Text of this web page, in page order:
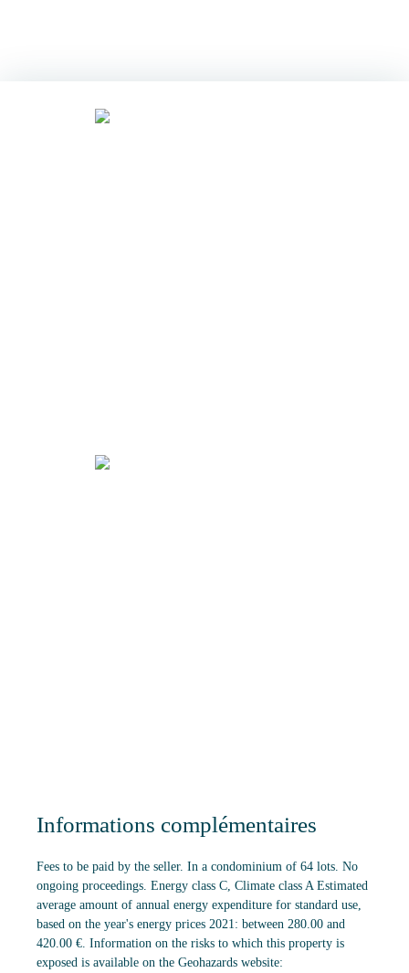
Informations complémentaires
Fees to be paid by the seller. In a condominium of 64 lots. No
ongoing proceedings. Energy class C, Climate class A Estimated
average amount of annual energy expenditure for standard use,
based on the year's energy prices 2021: between 280.00 and
420.00 €. Information on the risks to which this property is
exposed is available on the Geohazards website: